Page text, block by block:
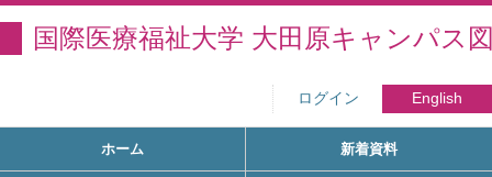
国際医療福祉大学 大田原キャンパス
ログイン English
ホーム 新着資料